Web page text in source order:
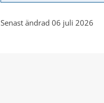
Senast ändrad 06 juli 2026